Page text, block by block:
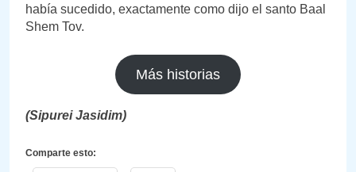
había sucedido, exactamente como dijo el santo Baal
Shem Tov.
Más historias
(Sipurei Jasidim)
Comparte esto: